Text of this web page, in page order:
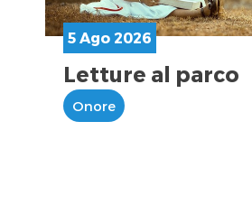
5 Ago 2026
Letture al parco
Onore